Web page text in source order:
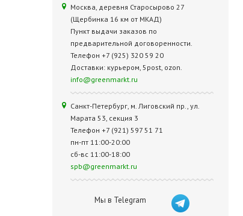
Москва, деревня Старосырово 27
(Щербинка 16 км от МКАД)
Пункт выдачи заказов по
предварительной договоренности.
Телефон +7 (925) 320 59 20
Доставки: курьером, 5post, ozon.
info@greenmarkt.ru
Санкт-Петербург, м. Лиговский пр., ул.
Марата 53, секция 3
Телефон +7 (921) 597 51 71
пн-пт 11:00-20:00
сб-вс 11:00-18:00
spb@greenmarkt.ru
Мы в Telegram